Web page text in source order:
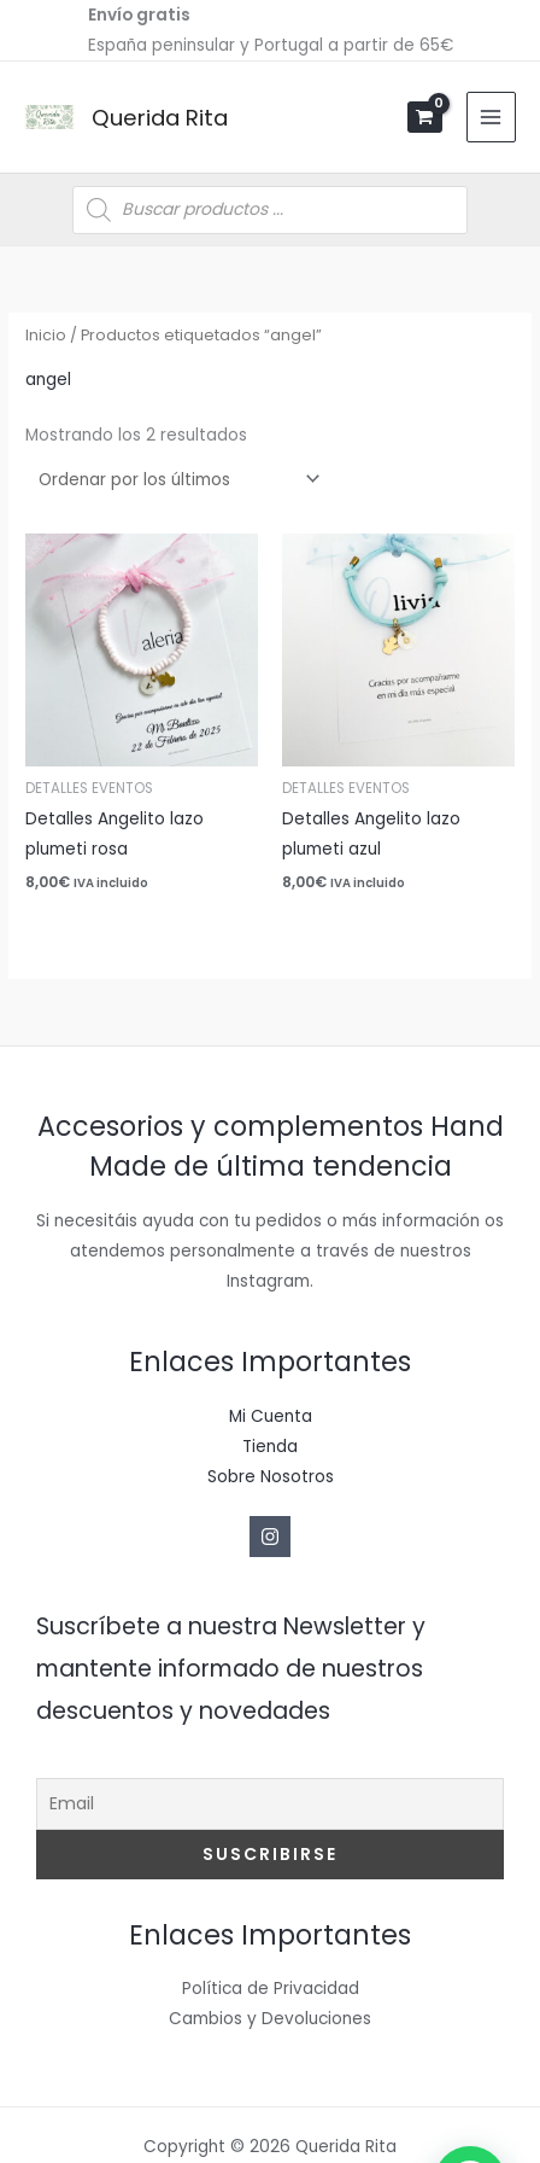
Envío gratis
España peninsular y Portugal a partir de 65€
Querida Rita
Búsqueda
de
productos
Inicio / Productos etiquetados “angel”
angel
Mostrando los 2 resultados
DETALLES EVENTOS
Detalles Angelito lazo
plumeti rosa
8,00€ IVA incluido
DETALLES EVENTOS
Detalles Angelito lazo
plumeti azul
8,00€ IVA incluido
Accesorios y complementos Hand
Made de última tendencia
Si necesitáis ayuda con tu pedidos o más información os
atendemos personalmente a través de nuestros
Instagram.
Enlaces Importantes
Mi Cuenta
Tienda
Sobre Nosotros
Suscríbete a nuestra Newsletter y
mantente informado de nuestros
descuentos y novedades
Enlaces Importantes
Política de Privacidad
Cambios y Devoluciones
Copyright © 2026 Querida Rita